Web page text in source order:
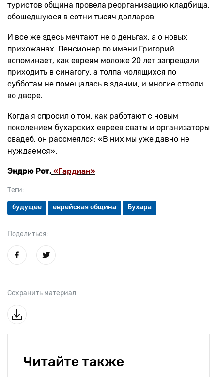
Теги:
будущее еврейская община Бухара
Поделиться:
Сохранить материал:
туристов община провела реорганизацию кладбища,
обошедшуюся в сотни тысяч долларов.
И все же здесь мечтают не о деньгах, а о новых
прихожанах. Пенсионер по имени Григорий
вспоминает, как евреям моложе 20 лет запрещали
приходить в синагогу, а толпа молящихся по
субботам не помещалась в здании, и многие стояли
во дворе.
Когда я спросил о том, как работают с новым
поколением бухарских евреев сваты и организаторы
свадеб, он рассмеялся: «В них мы уже давно не
нуждаемся».
Эндрю Рот, «Гардиан»
Читайте также